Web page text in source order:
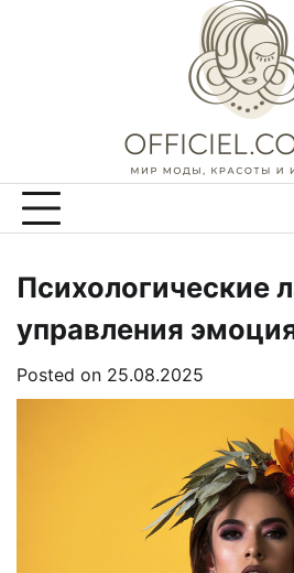
Психологические
управления
Posted on 25.08.2025